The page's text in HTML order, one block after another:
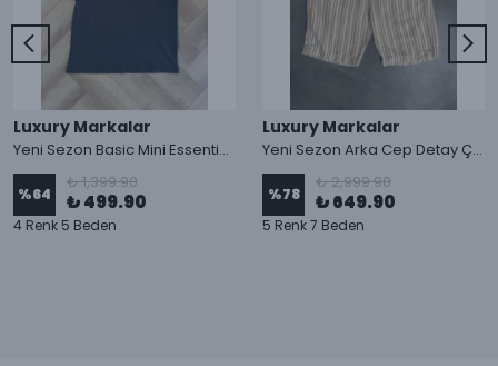
Luxury Markalar
Yeni Sezon Basic Mini Essential Logo T-shirt
%64
₺ 1,399.90
₺ 499.90
4 Renk 5 Beden
Luxury Markalar
Yeni Sezon Arka Cep Detay Çizgili Keten Şort
%78
₺ 2,999.90
₺ 649.90
5 Renk 7 Beden